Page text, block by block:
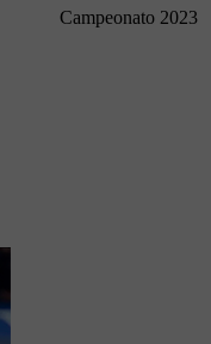
Campeonato 2023